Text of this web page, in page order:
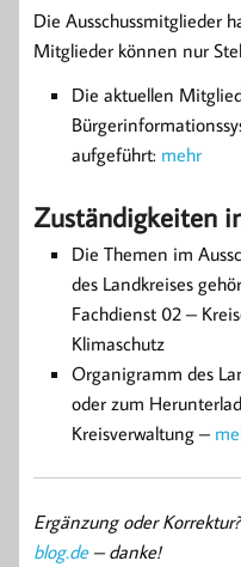
Die Ausschussmitglieder
Mitglieder können nur
Die aktuellen
aufgeführt: mehr
Zuständigkeiten
Die Themen im
des Landkreises
Fachdienst 02 –
Klimaschutz
Organigramm des
oder zum
Kreisverwaltung –
Ergänzung oder
blog.de– danke!